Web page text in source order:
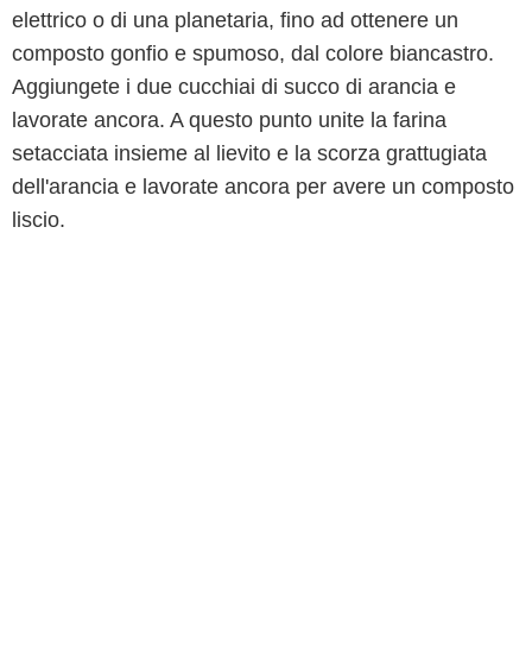
elettrico o di una planetaria, fino ad ottenere un
composto gonfio e spumoso, dal colore biancastro.
Aggiungete i due cucchiai di succo di arancia e
lavorate ancora. A questo punto unite la farina
setacciata insieme al lievito e la scorza grattugiata
dell'arancia e lavorate ancora per avere un composto
liscio.